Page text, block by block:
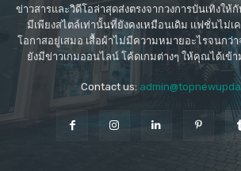
ข่าวสารและวิดีโอล่าสุดส่งตรงจากวงการบันเทิงใ
มีเพียงสไตล์เท่านั้นที่ยังคงเหมือนเดิม แฟชั่นไม่เ
โอกาสอยู่เสมอ เสื้อผ้าไม่มีความหมายอะไรจนกว่
ยังมีข่าวเกมออนไลน์ โค้ดเกมต่างๆ ให้คุณได้เข้
Contact us: